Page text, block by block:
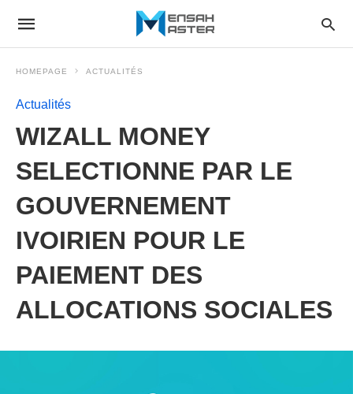
HOMEPAGE ACTUALITÉS
Actualités
WIZALL MONEY
SELECTIONNE PAR LE
GOUVERNEMENT
IVOIRIEN POUR LE
PAIEMENT DES
ALLOCATIONS SOCIALES